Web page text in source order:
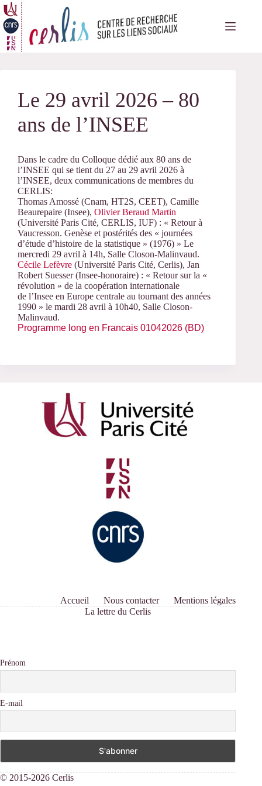
Passer
au
contenu
Le 29 avril 2026 – 80
ans de l’INSEE
Dans le cadre du Colloque dédié aux 80 ans de
l’INSEE qui se tient du 27 au 29 avril 2026 à
l’INSEE, deux communications de membres du
CERLIS:
Thomas Amossé (Cnam, HT2S, CEET), Camille
Beaurepaire (Insee), Olivier Beraud Martin
(Université Paris Cité, CERLIS, IUF) : « Retour à
Vaucresson. Genèse et postérités des « journées
d’étude d’histoire de la statistique » (1976) » Le
mercredi 29 avril à 14h, Salle Closon-Malinvaud.
Cécile Lefèvre (Université Paris Cité, Cerlis), Jan
Robert Suesser (Insee-honoraire) : « Retour sur la «
révolution » de la coopération internationale
de l’Insee en Europe centrale au tournant des années
1990 » le mardi 28 avril à 10h40, Salle Closon-
Malinvaud.
Programme long en Francais 01042026 (BD)
Accueil Nous contacter
Mentions légales
La lettre du Cerlis
Prénom
E-mail
© 2015-2026 Cerlis